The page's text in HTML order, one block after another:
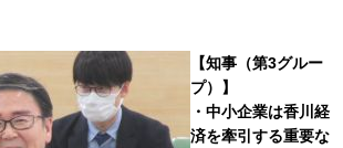
【知事（第3グルー
プ）】
・中小企業は香川経
済を牽引する重要な